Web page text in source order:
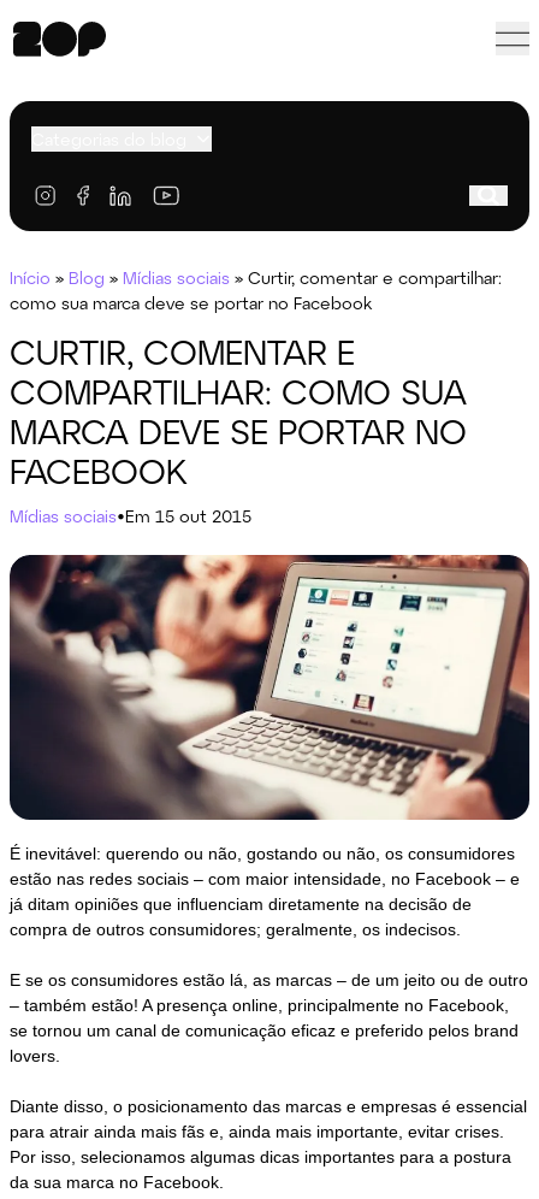
Início » Blog » Mídias sociais »Curtir, comentar e compartilhar:
como sua marca deve se portar no Facebook
CURTIR, COMENTAR E
COMPARTILHAR: COMO SUA
MARCA DEVE SE PORTAR NO
FACEBOOK
Mídias sociais•Em 15 out 2015
É inevitável: querendo ou não, gostando ou não, os consumidores
estão nas redes sociais – com maior intensidade, no Facebook – e
já ditam opiniões que influenciam diretamente na decisão de
compra de outros consumidores; geralmente, os indecisos.
E se os consumidores estão lá, as marcas – de um jeito ou de outro
– também estão! A presença online, principalmente no Facebook,
se tornou um canal de comunicação eficaz e preferido pelos brand
lovers.
Diante disso, o posicionamento das marcas e empresas é essencial
para atrair ainda mais fãs e, ainda mais importante, evitar crises.
Por isso, selecionamos algumas dicas importantes para a postura
da sua marca no Facebook.